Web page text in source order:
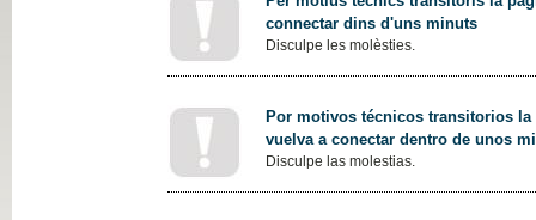
connectar dins d'uns minuts
Disculpe les molèsties.
Por motivos técnicos transitorios
vuelva a conectar dentro de unos
Disculpe las molestias.